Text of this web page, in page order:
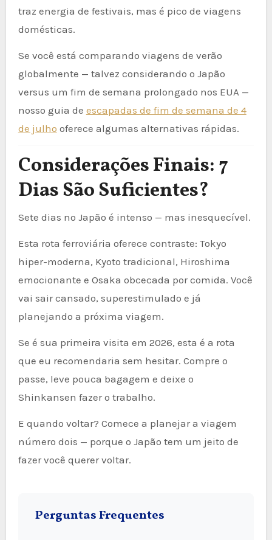
traz energia de festivais, mas é pico de viagens
domésticas.
Se você está comparando viagens de verão
globalmente — talvez considerando o Japão
versus um fim de semana prolongado nos EUA —
nosso guia de escapadas de fim de semana de 4
de julho oferece algumas alternativas rápidas.
Considerações Finais: 7
Dias São Suficientes?
Sete dias no Japão é intenso — mas inesquecível.
Esta rota ferroviária oferece contraste: Tokyo
hiper-moderna, Kyoto tradicional, Hiroshima
emocionante e Osaka obcecada por comida. Você
vai sair cansado, superestimulado e já
planejando a próxima viagem.
Se é sua primeira visita em 2026, esta é a rota
que eu recomendaria sem hesitar. Compre o
passe, leve pouca bagagem e deixe o
Shinkansen fazer o trabalho.
E quando voltar? Comece a planejar a viagem
número dois — porque o Japão tem um jeito de
fazer você querer voltar.
Perguntas Frequentes